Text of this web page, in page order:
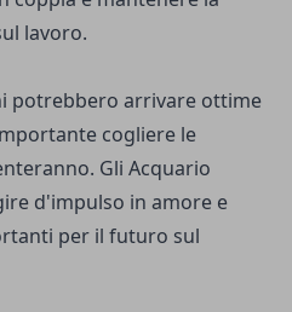
lavoro.
potrebbero arrivare ottime
cogliere le
Gli Acquario
d'impulso in amore e
per il futuro sul